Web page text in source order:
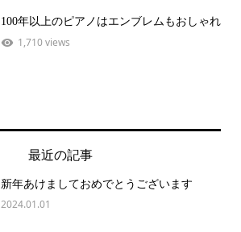
100年以上のピアノはエンブレムもおしゃれ
1,710 views
最近の記事
新年あけましておめでとうございます
2024.01.01